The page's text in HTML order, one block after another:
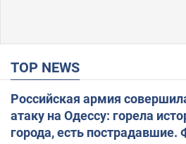
TOP NEWS
Российская армия
атаку на Одессу: горела
города, есть пострадавшие.